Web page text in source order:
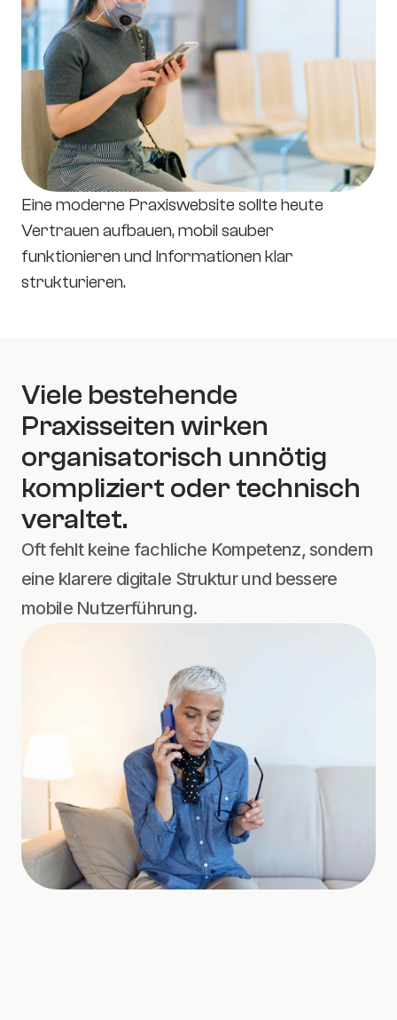
Eine moderne Praxiswebsite sollte heute
Vertrauen aufbauen, mobil sauber
funktionieren und Informationen klar
strukturieren.
Viele bestehende
Praxisseiten wirken
organisatorisch unnötig
kompliziert oder technisch
veraltet.
Oft fehlt keine fachliche Kompetenz, sondern
eine klarere digitale Struktur und bessere
mobile Nutzerführung.